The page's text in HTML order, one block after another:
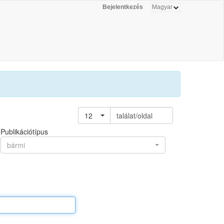
Bejelentkezés
12
találat/oldal
Publikációtípus
bármi